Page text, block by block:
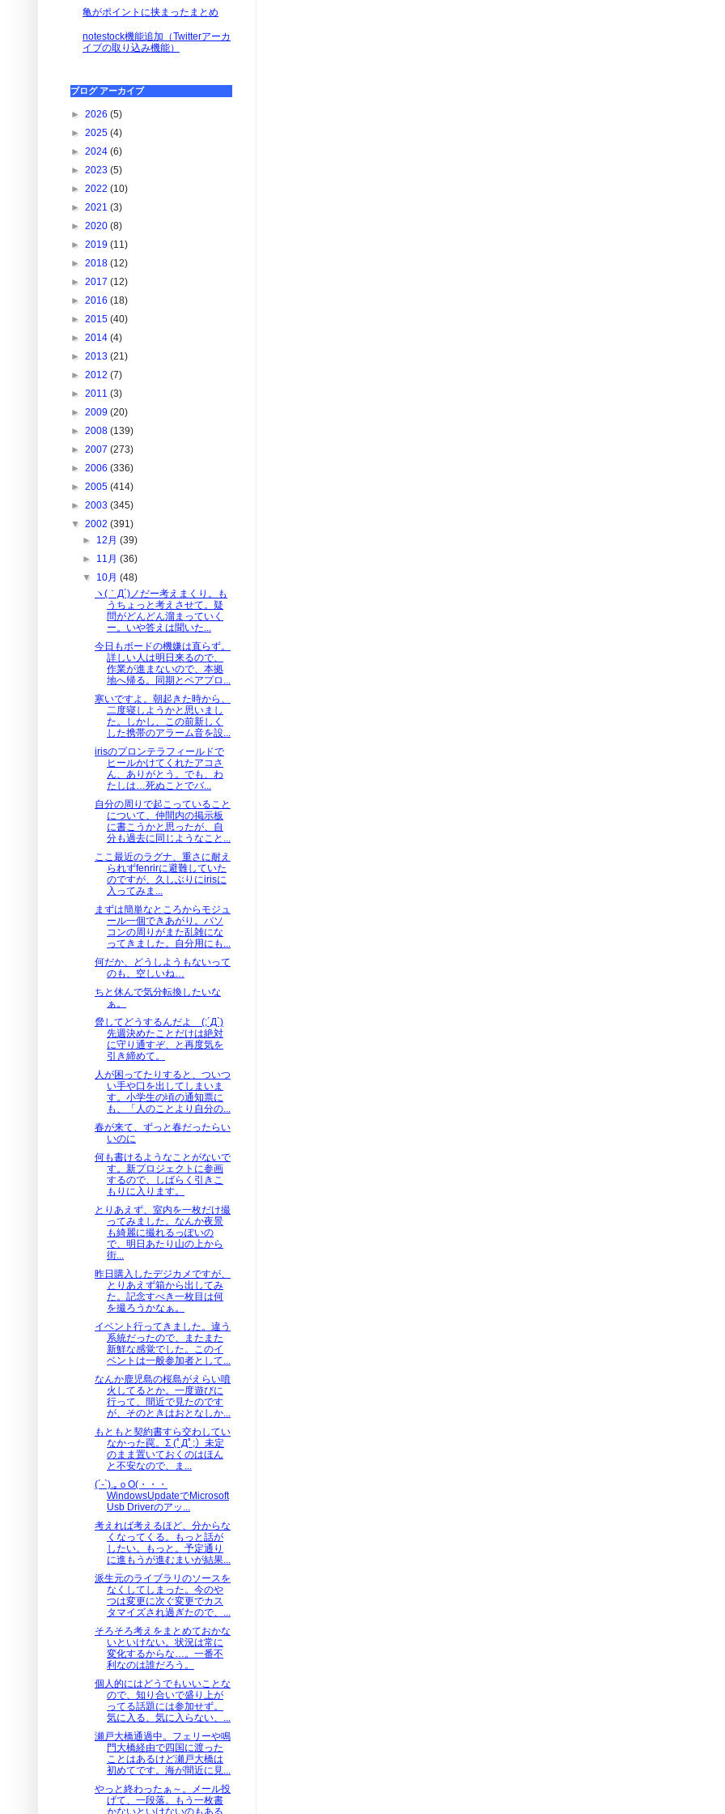
亀がポイントに挟まったまとめ
notestock機能追加（Twitterアーカ
イブの取り込み機能）
ブログ アーカイブ
► 2026 (5)
► 2025 (4)
► 2024 (6)
► 2023 (5)
► 2022 (10)
► 2021 (3)
► 2020 (8)
► 2019 (11)
► 2018 (12)
► 2017 (12)
► 2016 (18)
► 2015 (40)
► 2014 (4)
► 2013 (21)
► 2012 (7)
► 2011 (3)
► 2009 (20)
► 2008 (139)
► 2007 (273)
► 2006 (336)
► 2005 (414)
► 2003 (345)
▼ 2002 (391)
► 12月(39)
► 11月(36)
▼ 10月(48)
ヽ(｀Д´)ノだー考えまくり。も
うちょっと考えさせて。疑
問がどんどん溜まっていく
ー。いや答えは聞いた...
今日もボードの機嫌は直らず。
詳しい人は明日来るので、
作業が進まないので、本拠
地へ帰る。同期とペアプロ...
寒いですよ。朝起きた時から、
二度寝しようかと思いまし
た。しかし、この前新しく
した携帯のアラーム音を設...
irisのプロンテラフィールドで
ヒールかけてくれたアコさ
ん、ありがとう。でも、わ
たしは…死ぬことでバ...
自分の周りで起こっていること
について、仲間内の掲示板
に書こうかと思ったが、自
分も過去に同じようなこと...
ここ最近のラグナ、重さに耐え
られずfenrirに避難していた
のですが、久しぶりにirisに
入ってみま...
まずは簡単なところからモジュ
ール一個できあがり。パソ
コンの周りがまた乱雑にな
ってきました。自分用にも...
何だか、どうしようもないって
のも、空しいね…
ちと休んで気分転換したいな
ぁ。
脅してどうするんだよ (;´Д`)
先週決めたことだけは絶対
に守り通すぞ、と再度気を
引き締めて。
人が困ってたりすると、ついつ
い手や口を出してしまいま
す。小学生の頃の通知票に
も、「人のことより自分の...
春が来て、ずっと春だったらい
いのに
何も書けるようなことがないで
す。新プロジェクトに参画
するので、しばらく引きこ
もりに入ります。
とりあえず、室内を一枚だけ撮
ってみました。なんか夜景
も綺麗に撮れるっぽいの
で、明日あたり山の上から
街...
昨日購入したデジカメですが、
とりあえず箱から出してみ
た。記念すべき一枚目は何
を撮ろうかなぁ。
イベント行ってきました。違う
系統だったので、またまた
新鮮な感覚でした。このイ
ベントは一般参加者として...
なんか鹿児島の桜島がえらい噴
火してるとか。一度遊びに
行って、間近で見たのです
が、そのときはおとなしか...
もともと契約書すら交わしてい
なかった罠。Σ (ﾟДﾟ;）未定
のまま置いておくのはほん
と不安なので、ま...
(´-`).｡ｏO(・・・
WindowsUpdateでMicrosoft
Usb Driverのアッ...
考えれば考えるほど、分からな
くなってくる。もっと話が
したい。もっと。予定通り
に進もうが進むまいが結果...
派生元のライブラリのソースを
なくしてしまった。今のや
つは変更に次ぐ変更でカス
タマイズされ過ぎたので、...
そろそろ考えをまとめておかな
いといけない。状況は常に
変化するからな…。一番不
利なのは誰だろう。
個人的にはどうでもいいことな
ので、知り合いで盛り上が
ってる話題には参加せず。
気に入る、気に入らない、...
瀬戸大橋通過中。フェリーや鳴
門大橋経由で四国に渡った
ことはあるけど瀬戸大橋は
初めてです。海が間近に見...
やっと終わったぁ～。メール投
げて、一段落。もう一枚書
かないといけないのもある